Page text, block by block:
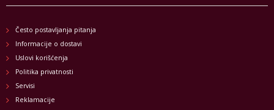
Često postavljanja pitanja
Informacije o dostavi
Uslovi korišćenja
Politika privatnosti
Servisi
Reklamacije